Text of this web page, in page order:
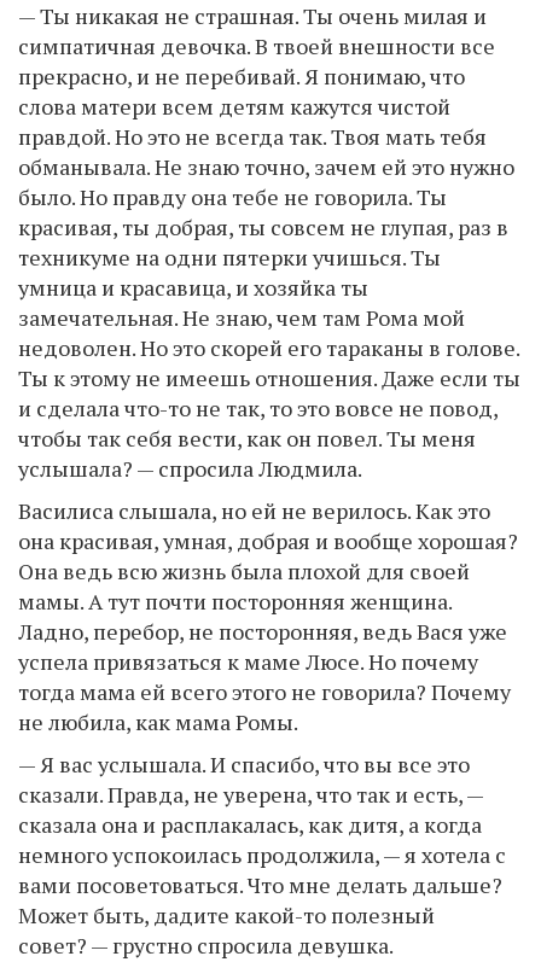
— Ты никакая не страшная. Ты очень милая и
симпатичная девочка. В твоей внешности все
прекрасно, и не перебивай. Я понимаю, что
слова матери всем детям кажутся чистой
правдой. Но это не всегда так. Твоя мать тебя
обманывала. Не знаю точно, зачем ей это нужно
было. Но правду она тебе не говорила. Ты
красивая, ты добрая, ты совсем не глупая, раз в
техникуме на одни пятерки учишься. Ты
умница и красавица, и хозяйка ты
замечательная. Не знаю, чем там Рома мой
недоволен. Но это скорей его тараканы в голове.
Ты к этому не имеешь отношения. Даже если ты
и сделала что-то не так, то это вовсе не повод,
чтобы так себя вести, как он повел. Ты меня
услышала? — спросила Людмила.
Василиса слышала, но ей не верилось. Как это
она красивая, умная, добрая и вообще хорошая?
Она ведь всю жизнь была плохой для своей
мамы. А тут почти посторонняя женщина.
Ладно, перебор, не посторонняя, ведь Вася уже
успела привязаться к маме Люсе. Но почему
тогда мама ей всего этого не говорила? Почему
не любила, как мама Ромы.
— Я вас услышала. И спасибо, что вы все это
сказали. Правда, не уверена, что так и есть, —
сказала она и расплакалась, как дитя, а когда
немного успокоилась продолжила, — я хотела с
вами посоветоваться. Что мне делать дальше?
Может быть, дадите какой-то полезный
совет? — грустно спросила девушка.